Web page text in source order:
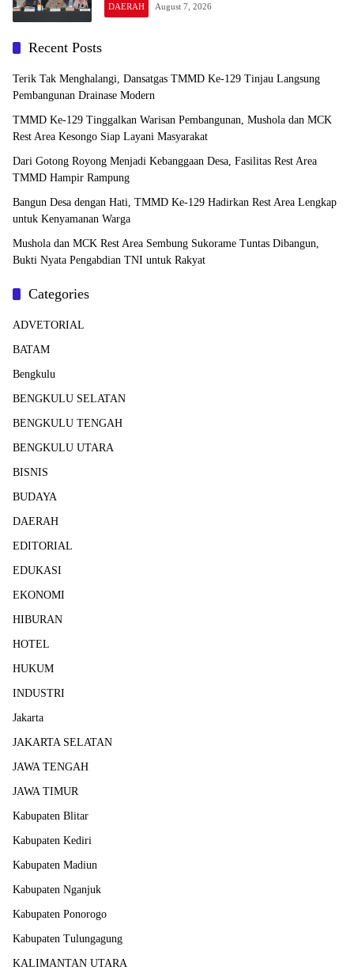
DAERAH August 7, 2026
Recent Posts
Terik Tak Menghalangi, Dansatgas TMMD Ke-129 Tinjau Langsung
Pembangunan Drainase Modern
TMMD Ke-129 Tinggalkan Warisan Pembangunan, Mushola dan MCK
Rest Area Kesongo Siap Layani Masyarakat
Dari Gotong Royong Menjadi Kebanggaan Desa, Fasilitas Rest Area
TMMD Hampir Rampung
Bangun Desa dengan Hati, TMMD Ke-129 Hadirkan Rest Area Lengkap
untuk Kenyamanan Warga
Mushola dan MCK Rest Area Sembung Sukorame Tuntas Dibangun,
Bukti Nyata Pengabdian TNI untuk Rakyat
Categories
ADVETORIAL
BATAM
Bengkulu
BENGKULU SELATAN
BENGKULU TENGAH
BENGKULU UTARA
BISNIS
BUDAYA
DAERAH
EDITORIAL
EDUKASI
EKONOMI
HIBURAN
HOTEL
HUKUM
INDUSTRI
Jakarta
JAKARTA SELATAN
JAWA TENGAH
JAWA TIMUR
Kabupaten Blitar
Kabupaten Kediri
Kabupaten Madiun
Kabupaten Nganjuk
Kabupaten Ponorogo
Kabupaten Tulungagung
KALIMANTAN UTARA